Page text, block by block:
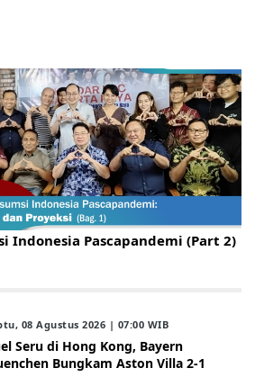
Raya Hadirkan Pakar Ritel
Indonesia Pascapandemi (Part 2)
08 Agustus 2026 | 07:00 WIB
Seru di Hong Kong, Bayern
Bungkam Aston Villa 2-1